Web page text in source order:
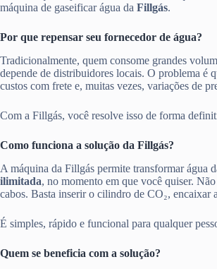
máquina de gaseificar água da Fillgás.
Por que repensar seu fornecedor de água?
Tradicionalmente, quem consome grandes
depende de distribuidores locais. O problema é
custos com frete e, muitas vezes, variações de
Com a Fillgás, você resolve isso de forma
Como funciona a solução da Fillgás?
A máquina da Fillgás permite transformar água
ilimitada, no momento em que você quiser.
cabos. Basta inserir o cilindro de CO₂, encaixar
É simples, rápido e funcional para qualquer
Quem se beneficia com a solução?